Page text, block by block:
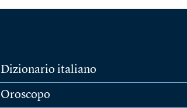
Dizionario italiano
Oroscopo